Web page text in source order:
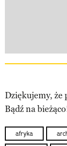
Dziękujemy, że
Bądź na
afryka